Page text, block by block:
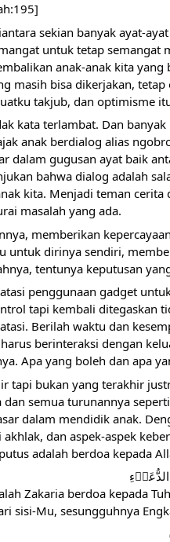
sekian banyak ayat-
untuk tetap semangat
anak-anak kita
masih bisa dikerjakan,
takjub, dan optimisme
kata terlambat. Dan
anak berdialog alias
dalam gugusan ayat baik
bahwa dialog adalah
kita. Menjadi teman
masalah yang ada.
memberikan
untuk dirinya sendiri,
tentunya keputusan
penggunaan gadget
tapi kembali ditegaskan
Berilah waktu dan
berinteraksi dengan
Apa yang boleh dan apa
tapi bukan yang terakhir
dan semua turunannya
dalam mendidik anak.
akhlak, dan aspek-aspek
adalah berdoa kepada
Zakaria berdoa kepada
sisi-Mu, sesungguhnya